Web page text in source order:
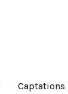
Captations